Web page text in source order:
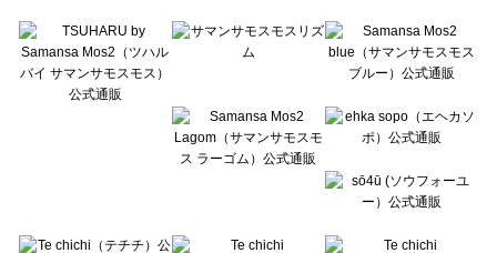
Lugnoncure（ルノンキュール）のアウター一覧
BETTY'S BLUE（べティーズブルー）のアウター一覧
Wpc.（ワールドパーティー）のアウター一覧